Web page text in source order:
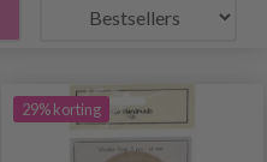
29% korting